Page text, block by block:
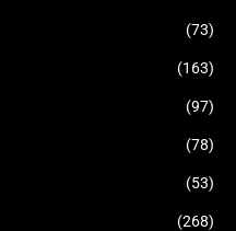
(73)
(163)
(97)
(78)
(53)
(268)